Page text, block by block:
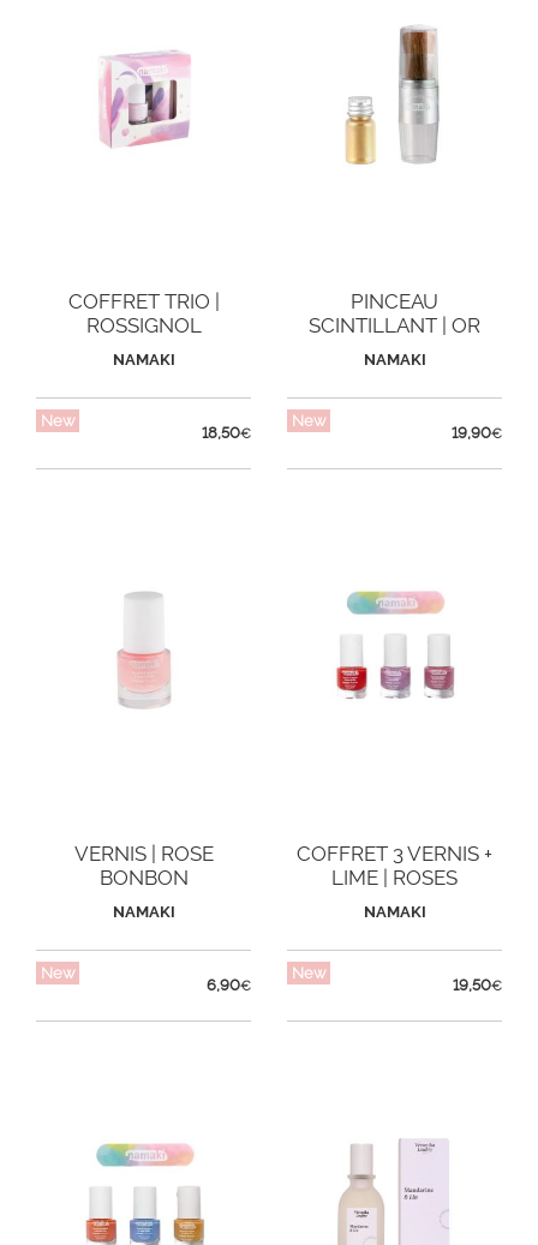
COFFRET TRIO |
ROSSIGNOL
NAMAKI
New
18,50€
PINCEAU
SCINTILLANT | OR
NAMAKI
New
19,90€
VERNIS | ROSE
BONBON
NAMAKI
New
6,90€
COFFRET 3 VERNIS +
LIME | ROSES
ETERNELLES
NAMAKI
New
19,50€